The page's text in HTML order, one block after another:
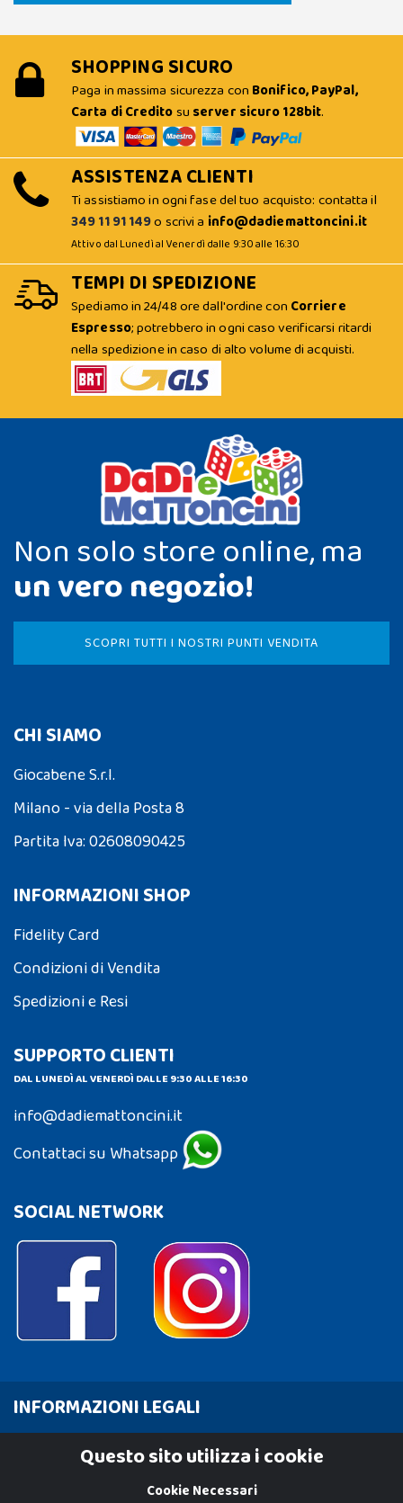
SHOPPING SICURO
Paga in massima sicurezza con Bonifico, PayPal,
Carta di Creditosu server sicuro 128bit.
ASSISTENZA CLIENTI
Ti assistiamo in ogni fase del tuo acquisto: contatta il
349 11 91 149o scrivi a info@dadiemattoncini.it
Attivo dal Lunedì al Venerdì dalle 9:30 alle 16:30
TEMPI DI SPEDIZIONE
Spediamo in 24/48 ore dall'ordine con Corriere
Espresso; potrebbero in ogni caso verificarsi ritardi
nella spedizione in caso di alto volume di acquisti.
Non solo store online, ma
un vero negozio!
SCOPRI TUTTI I NOSTRI PUNTI VENDITA
CHI SIAMO
Giocabene S.r.l.
Milano - via della Posta 8
Partita Iva: 02608090425
INFORMAZIONI SHOP
Fidelity Card
Condizioni di Vendita
Spedizioni e Resi
SUPPORTO CLIENTI
DAL LUNEDÌ AL VENERDÌ DALLE 9:30 ALLE 16:30
info@dadiemattoncini.it
Contattaci su Whatsapp
SOCIAL NETWORK
INFORMAZIONI LEGALI
Cookie PolicyQuesto sito utilizza i cookie
Cookie Necessari